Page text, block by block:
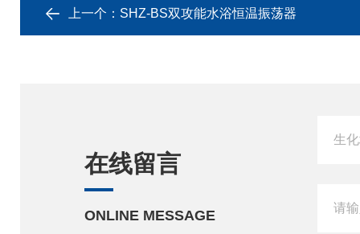
上一个： SHZ-BS双攻能水浴恒温振荡器
在线留言
ONLINE MESSAGE